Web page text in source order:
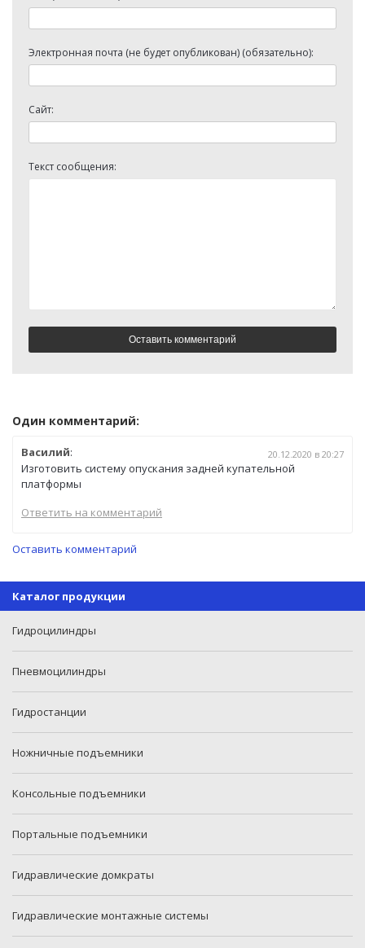
Электронная почта (не будет опубликован) (обязательно):
Сайт:
Текст сообщения:
Один комментарий:
Василий: 20.12.2020 в 20:27
Изготовить систему опускания задней купательной
платформы
Ответить на комментарий
Оставить комментарий
Каталог продукции
Гидроцилиндры
Пневмоцилиндры
Гидростанции
Ножничные подъемники
Консольные подъемники
Портальные подъемники
Гидравлические домкраты
Гидравлические монтажные системы